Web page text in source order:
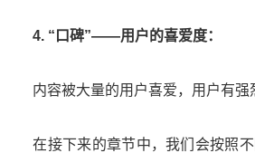
4. “口碑”——用户的喜爱度：
内容被大量的用户喜爱，用户有强
在接下来的章节中，我们会按照